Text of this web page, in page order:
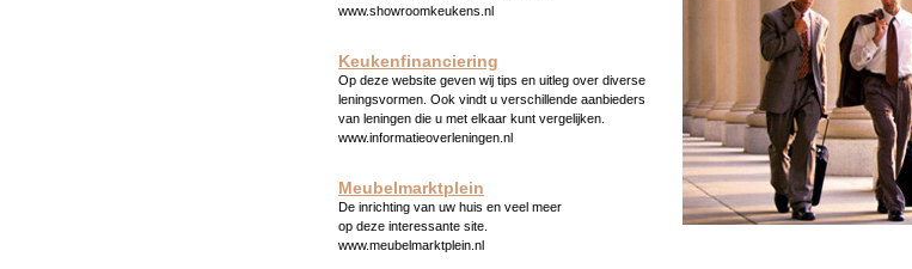
www.showroomkeukens.nl
Keukenfinanciering
Op deze website geven wij tips en uitleg over diverse
leningsvormen. Ook vindt u verschillende aanbieders
van leningen die u met elkaar kunt vergelijken.
www.informatieoverleningen.nl
Meubelmarktplein
De inrichting van uw huis en veel meer
op deze interessante site.
www.meubelmarktplein.nl